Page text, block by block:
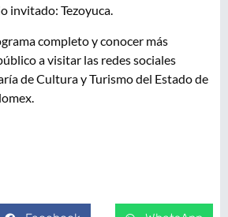
invitado: Tezoyuca.
completo y conocer más
a visitar las redes sociales
de Cultura y Turismo del Estado de